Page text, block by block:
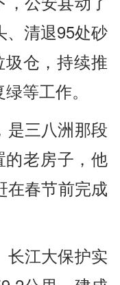
、清退95处砂
仓，持续推
等工作。
是三八洲那段
的老房子，他
在春节前完成
长江大保护实